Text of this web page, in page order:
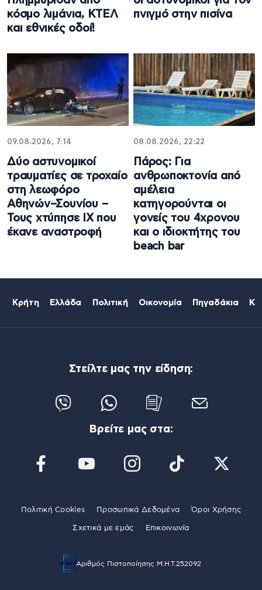
κόσμο λιμάνια, ΚΤΕΛ
και εθνικές οδοί!
πνιγμό στην πισίνα
09.08.2026, 7:14
Δύο αστυνομικοί
τραυματίες σε τροχαίο
στη λεωφόρο
Αθηνών–Σουνίου –
Τους χτύπησε ΙΧ που
έκανε αναστροφή
08.08.2026, 22:22
Πάρος: Για
ανθρωποκτονία από
αμέλεια
κατηγορούνται οι
γονείς του 4χρονου
και ο ιδιοκτήτης του
beach bar
Κρήτη Ελλάδα Πολιτική Οικονομία Πηγαδάκια
Στείλτε μας την είδηση:
Βρείτε μας στα:
Πολιτική Cookies Προσωπικά Δεδομένα Όροι Χρήσης
Σχετικά με εμάς Επικοινωνία
Αριθμός Πιστοποίησης Μ.Η.Τ.252092